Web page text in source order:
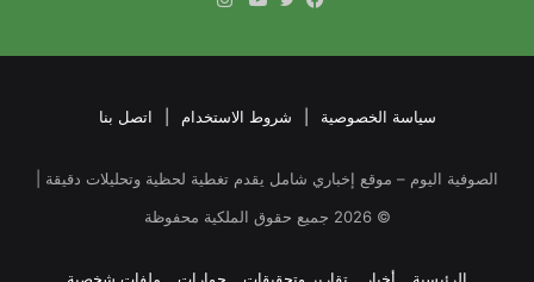
سياسة الخصوصية شروط الاستخدام اتصل بنا
الصوفية اليوم – موقع إخباري شامل يقدم تغطية لحظية وتحليلات دقيقة |
©
2026 جميع حقوق الملكية محفوظة